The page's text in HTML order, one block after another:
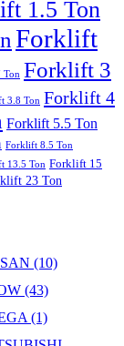
1.5 Ton
Forklift
Ton Forklift 3
3.8 Ton Forklift 4
Forklift 5.5 Ton
Forklift 8.5 Ton
13.5 Ton Forklift 15
23 Ton
(10)
(43)
(1)